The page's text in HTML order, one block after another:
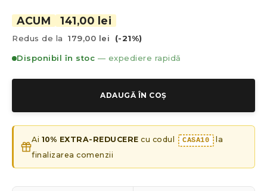
evaluări
ACUM 141,00 lei
Redus de la 179,00 lei (-21%)
Disponibil în stoc — expediere rapidă
ADAUGĂ ÎN COȘ
Ai 10% EXTRA-REDUCERE cu codul CASA10 la
finalizarea comenzii